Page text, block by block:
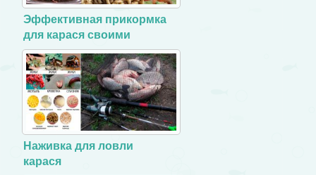
Эффективная прикормка
для карася своими
руками
Наживка для ловли
карася